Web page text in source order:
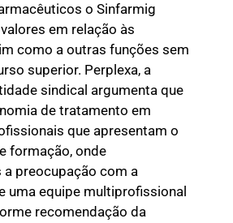
o Sinfarmig
em relação às
como a outras funções sem
superior. Perplexa, a
sindical argumenta que
de tratamento em
que apresentam o
formação, onde
a preocupação com a
uma equipe multiprofissional
recomendação da